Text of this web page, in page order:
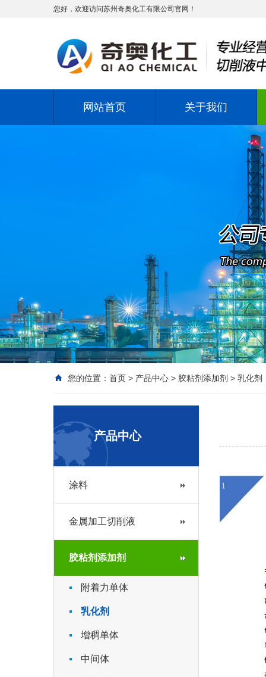
您好，欢迎访问苏州奇奥化工有限公司官网！
网站首页 关于我们
您的位置： 首页 > 产品中心 > 胶粘剂添加剂 > 乳化剂
产品中心
涂料
金属加工切削液
胶粘剂添加剂
附着力单体
乳化剂
增稠单体
中间体